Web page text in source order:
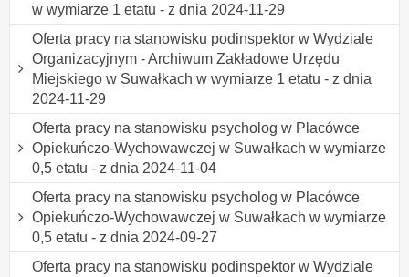
w wymiarze 1 etatu - z dnia 2024-11-29
Oferta pracy na stanowisku podinspektor w Wydziale
Organizacyjnym - Archiwum Zakładowe Urzędu
Miejskiego w Suwałkach w wymiarze 1 etatu - z dnia
2024-11-29
Oferta pracy na stanowisku psycholog w Placówce
Opiekuńczo-Wychowawczej w Suwałkach w wymiarze
0,5 etatu - z dnia 2024-11-04
Oferta pracy na stanowisku psycholog w Placówce
Opiekuńczo-Wychowawczej w Suwałkach w wymiarze
0,5 etatu - z dnia 2024-09-27
Oferta pracy na stanowisku podinspektor w Wydziale